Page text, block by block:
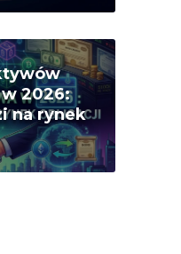
2026:
na rynek